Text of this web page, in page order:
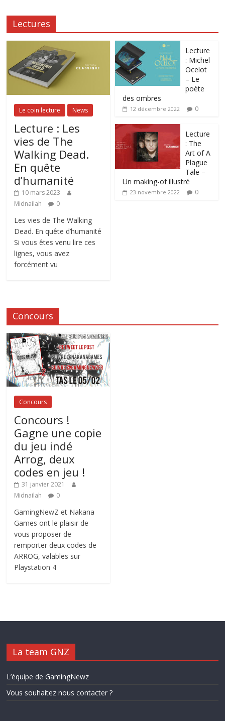
Lectures
Le coin lecture News
Lecture : Les
vies de The
Walking Dead.
En quête
d’humanité
10 mars 2023
Midnailah
0
Les vies de The Walking
Dead. En quête d’humanité
Si vous êtes venu lire ces
lignes, vous avez
forcément vu
Lecture
: Michel
Ocelot
– Le
poète
des ombres
12 décembre 2022 0
Lecture
: The
Art of A
Plague
Tale –
Un making-of illustré
23 novembre 2022 0
Concours
Concours
Concours !
Gagne une copie
du jeu indé
Arrog, deux
codes en jeu !
31 janvier 2021
Midnailah
0
GamingNewZ et Nakana
Games ont le plaisir de
vous proposer de
remporter deux codes de
ARROG, valables sur
Playstation 4
La team GNZ
L’équipe de GamingNewz
Vous souhaitez nous contacter ?